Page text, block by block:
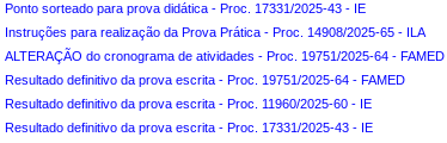
Ponto sorteado para prova didática - Proc. 17331/2025-43 - IE
Instruções para realização da Prova Prática - Proc. 14908/2025-65 - ILA
ALTERAÇÃO do cronograma de atividades - Proc. 19751/2025-64 - FAMED
Resultado definitivo da prova escrita - Proc. 19751/2025-64 - FAMED
Resultado definitivo da prova escrita - Proc. 11960/2025-60 - IE
Resultado definitivo da prova escrita - Proc. 17331/2025-43 - IE